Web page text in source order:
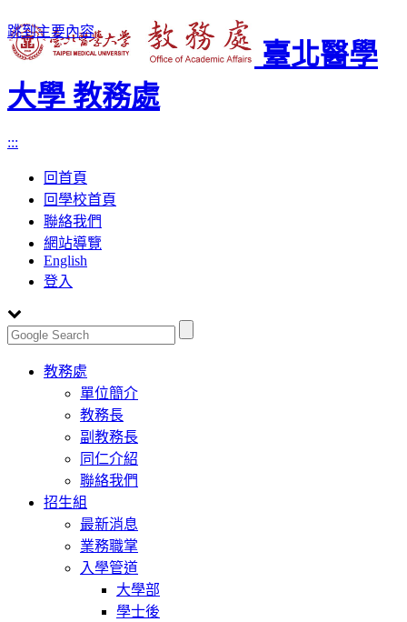
跳到主要內容
臺北醫學
大學 教務處
:::
回首頁
回學校首頁
聯絡我們
網站導覽
English
登入
Toggle
navigation
教務處
單位簡介
教務長
副教務長
同仁介紹
聯絡我們
招生組
最新消息
業務職掌
入學管道
大學部
學士後